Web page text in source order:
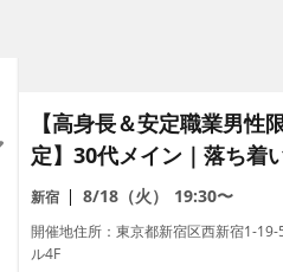
【高身長＆安定職業男性
定】30代メイン｜落ち着
個室1on1スイーツ婚活個室
スタイル/White Key AI
Matching/マッチングあり
新宿 8/18（火） 19:30〜
開催地住所：東京都新宿区西新宿1-
ル4F